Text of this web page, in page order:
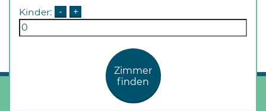
Öffnungszeiten
nach
Kinder: - +
Zimmer
finden